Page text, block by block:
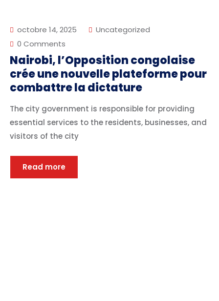
octobre 14, 2025
Uncategorized
0 Comments
Nairobi, l’Opposition congolaise
crée une nouvelle plateforme pour
combattre la dictature
The city government is responsible for providing
essential services to the residents, businesses, and
visitors of the city
Read more